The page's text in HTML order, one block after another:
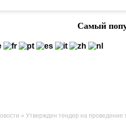
Cамый
» Утвержден тендер на проведение трех работ